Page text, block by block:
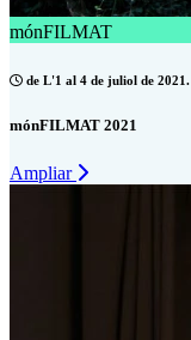
mónFILMAT
de L'1 al 4 de juliol de 2021.
mónFILMAT 2021
Ampliar